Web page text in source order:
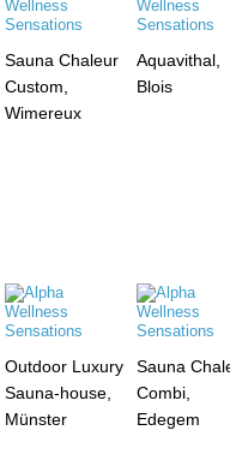
Sauna Chaleur
Custom,
Wimereux
Aquavithal,
Blois
Outdoor Luxury
Sauna-house,
Münster
Sauna
Combi,
Edegem